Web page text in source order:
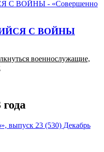
С ВОЙНЫ
военнослужащие,